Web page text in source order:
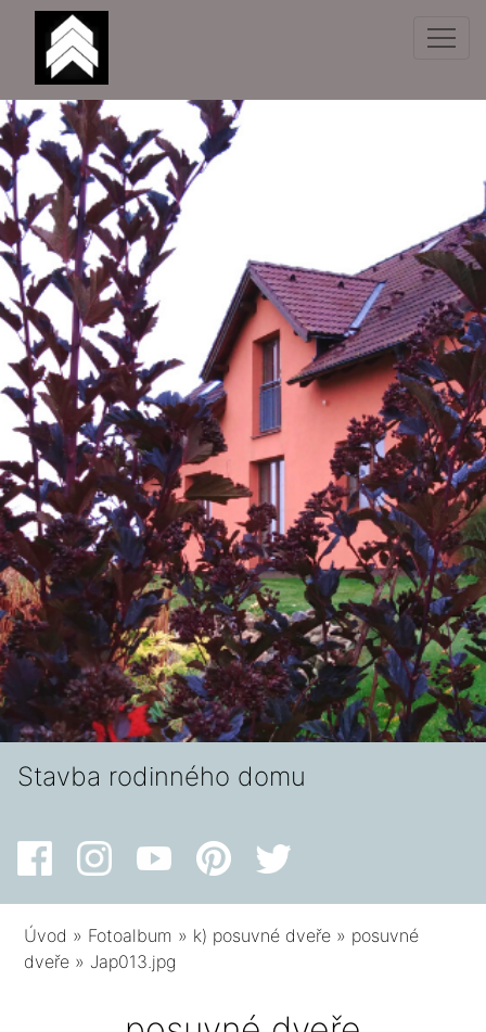
Stavba rodinného domu
Úvod » Fotoalbum » k) posuvné dveře » posuvné
dveře » Jap013.jpg